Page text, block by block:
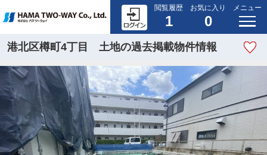
閲覧履歴
1
お気に入り
0
メニュー
港北区樽町4丁目 土地の過去掲載物件情報